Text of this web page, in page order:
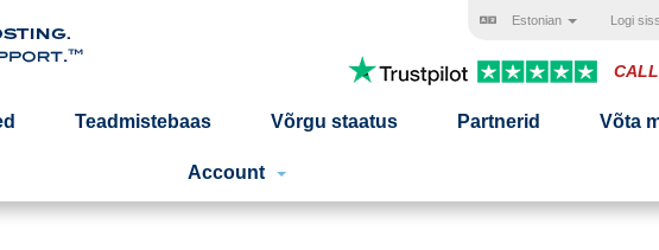
Estonian Logi
Teadmistebaas Võrgu staatus Partnerid Võta
Account